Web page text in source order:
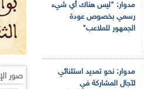
مدوار: "ليس هناك أي شيء
رسمي بخصوص عودة
الجمهور للملاعب"
مدوار: نحو تمديد استثنائي
لآجال المشاركة في
صور